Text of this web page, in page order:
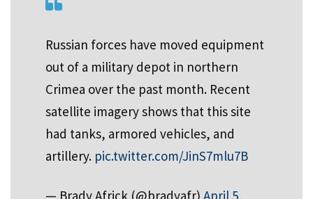
Russian forces have moved equipment
out of a military depot in northern
Crimea over the past month. Recent
satellite imagery shows that this site
had tanks, armored vehicles, and
artillery. pic.twitter.com/JinS7mlu7B